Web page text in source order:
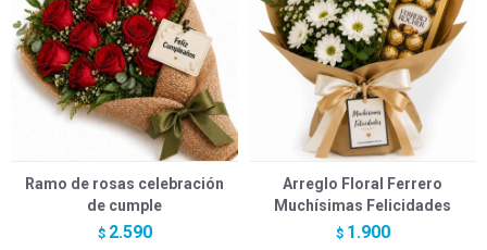
Ramo de rosas celebración
de cumple
$ 2.590
Arreglo Floral Ferrero
Muchísimas Felicidades
$ 1.900